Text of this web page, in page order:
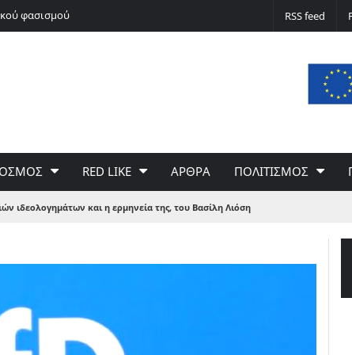
φασισμού RSS feed
RED LIKE ΑΡΘΡΑ ΠΟΛΙΤΙΣΜΟΣ
ιδεολογημάτων και η ερμηνεία της, του Βασίλη Λιόση